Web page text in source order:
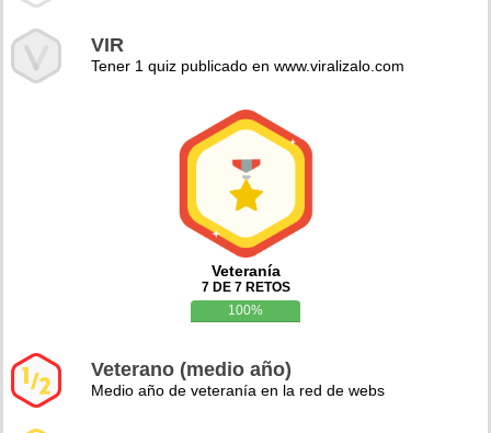
VIR
Tener 1 quiz publicado en www.viralizalo.com
Veteranía
7 DE 7 RETOS
100%
Veterano (medio año)
Medio año de veteranía en la red de webs